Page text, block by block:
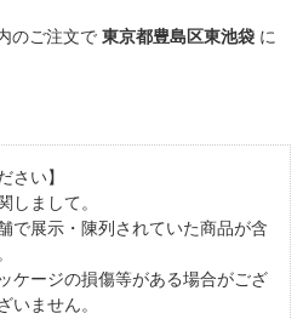
のご注文で 東京都豊島区東池袋 に
さい】
しまして。
で展示・陳列されていた商品が含
ケージの損傷等がある場合がござ
いません。